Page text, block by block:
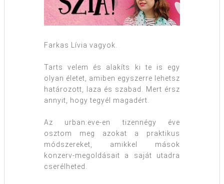
Farkas Lívia vagyok.
Tarts velem és alakíts ki te is egy
olyan életet, amiben egyszerre lehetsz
határozott, laza és szabad. Mert érsz
annyit, hogy tegyél magadért.
Az urban:eve-en tizennégy éve
osztom meg azokat a praktikus
módszereket, amikkel mások
konzerv-megoldásait a saját utadra
cserélheted.